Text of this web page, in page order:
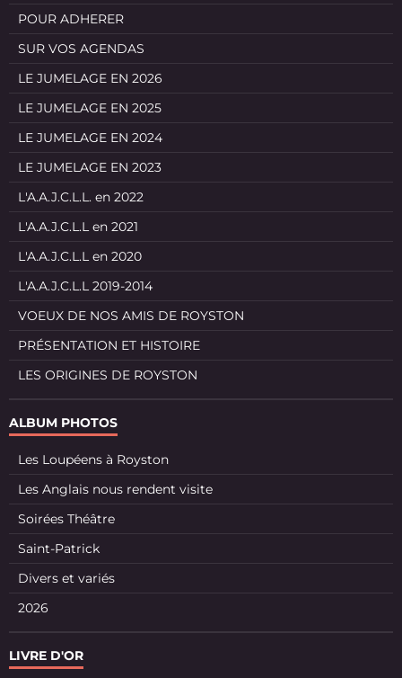
POUR ADHERER
SUR VOS AGENDAS
LE JUMELAGE EN 2026
LE JUMELAGE EN 2025
LE JUMELAGE EN 2024
LE JUMELAGE EN 2023
L'A.A.J.C.L.L. en 2022
L'A.A.J.C.L.L en 2021
L'A.A.J.C.L.L en 2020
L'A.A.J.C.L.L 2019-2014
VOEUX DE NOS AMIS DE ROYSTON
PRÉSENTATION ET HISTOIRE
LES ORIGINES DE ROYSTON
ALBUM PHOTOS
Les Loupéens à Royston
Les Anglais nous rendent visite
Soirées Théâtre
Saint-Patrick
Divers et variés
2026
LIVRE D'OR